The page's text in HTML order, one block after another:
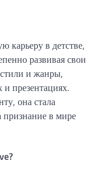
карьеру в детстве,
развивая свои
и жанры,
и презентациях.
она стала
в мире